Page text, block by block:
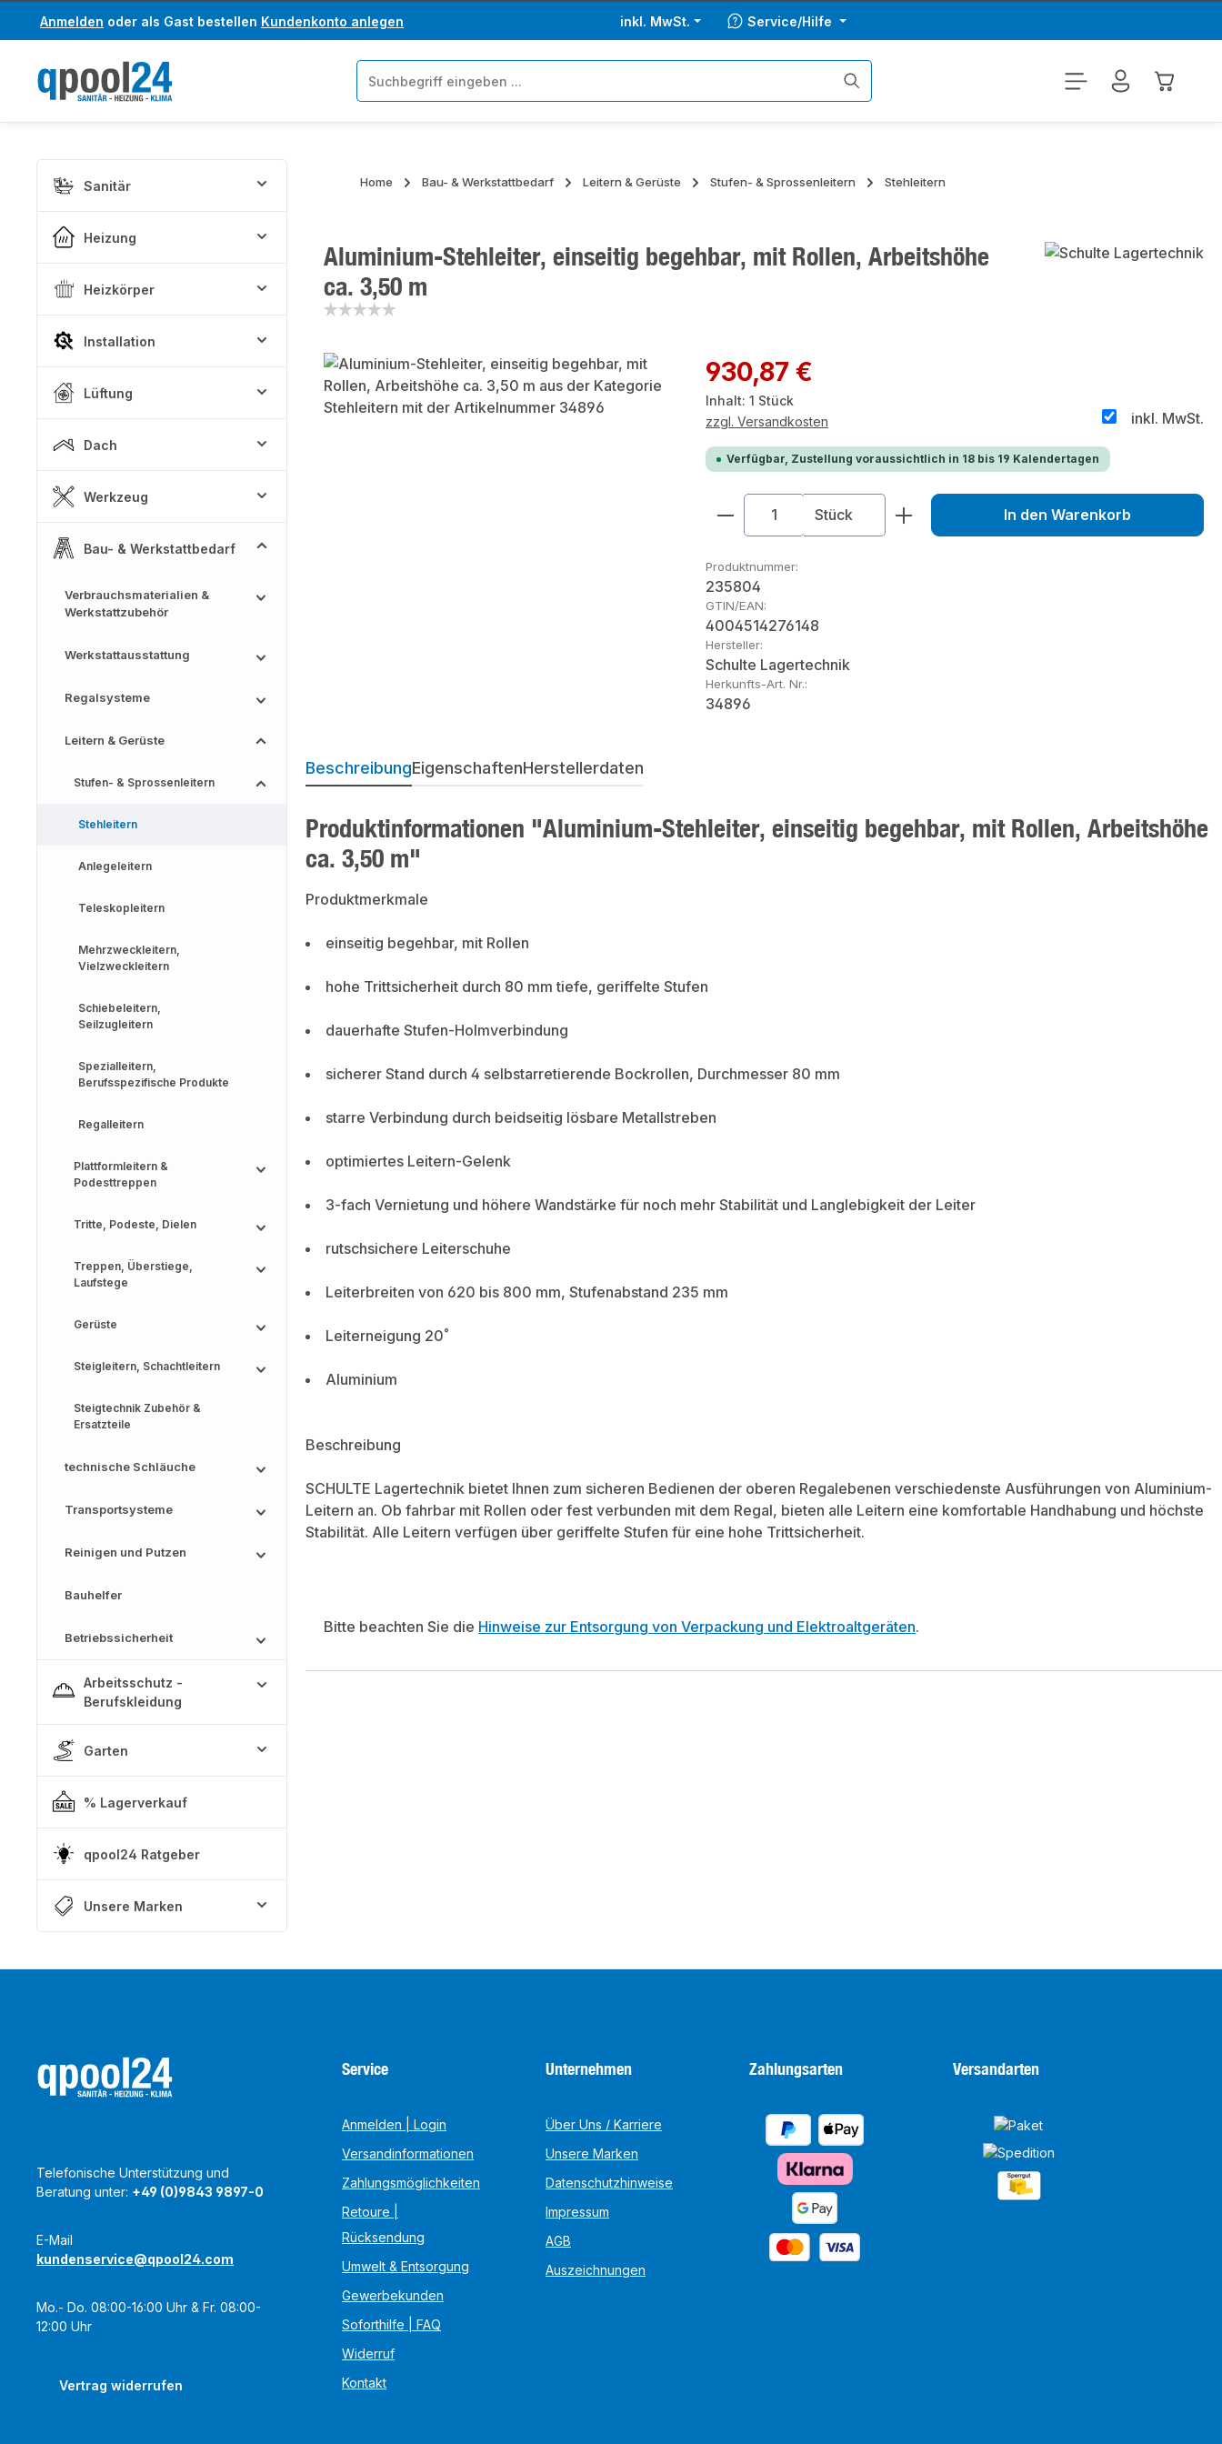
Hauptinhalt springen
Zur Suche springen
Anmelden oder als Gast bestellen Kundenkonto anlegen inkl. MwSt. Service/Hilfe
Sanitär
Heizung
Heizkörper
Installation
Lüftung
Dach
Werkzeug
Bau- & Werkstattbedarf
Verbrauchsmaterialien &
Werkstattzubehör
Werkstattausstattung
Regalsysteme
Leitern & Gerüste
Stufen- & Sprossenleitern
Stehleitern
Anlegeleitern
Teleskopleitern
Mehrzweckleitern,
Vielzweckleitern
Schiebeleitern,
Seilzugleitern
Spezialleitern,
Berufsspezifische Produkte
Regalleitern
Plattformleitern &
Podesttreppen
Tritte, Podeste, Dielen
Treppen, Überstiege,
Laufstege
Gerüste
Steigleitern, Schachtleitern
Steigtechnik Zubehör &
Ersatzteile
technische Schläuche
Transportsysteme
Reinigen und Putzen
Bauhelfer
Betriebssicherheit
Arbeitsschutz -
Berufskleidung
Garten
% Lagerverkauf
qpool24 Ratgeber
Unsere Marken
Home Bau- & Werkstattbedarf Leitern & Gerüste Stufen- & Sprossenleitern Stehleitern
Aluminium-Stehleiter, einseitig begehbar, mit Rollen, Arbeitshöhe
ca. 3,50 m
Bildergalerie überspringen Regulärer Preis:
930,87 €
Inhalt: 1 Stück
inkl. MwSt.
zzgl. Versandkosten
Verfügbar, Zustellung voraussichtlich in 18 bis 19 Kalendertagen
Produkt Anzahl: Gib den gewünschten Wert
Stück In den Warenkorb
Produktnummer:
235804
GTIN/EAN:
4004514276148
Hersteller:
Schulte Lagertechnik
Herkunfts-Art. Nr.:
34896
BeschreibungEigenschaftenHerstellerdaten
Produktinformationen "Aluminium-Stehleiter, einseitig begehbar, mit Rollen, Arbeitshöhe
ca. 3,50 m"
Produktmerkmale
einseitig begehbar, mit Rollen
hohe Trittsicherheit durch 80 mm tiefe, geriffelte Stufen
dauerhafte Stufen-Holmverbindung
sicherer Stand durch 4 selbstarretierende Bockrollen, Durchmesser 80 mm
starre Verbindung durch beidseitig lösbare Metallstreben
optimiertes Leitern-Gelenk
3-fach Vernietung und höhere Wandstärke für noch mehr Stabilität und Langlebigkeit der Leiter
rutschsichere Leiterschuhe
Leiterbreiten von 620 bis 800 mm, Stufenabstand 235 mm
Leiterneigung 20˚
Aluminium
Beschreibung
SCHULTE Lagertechnik bietet Ihnen zum sicheren Bedienen der oberen Regalebenen verschiedenste Ausführungen von Aluminium-
Leitern an. Ob fahrbar mit Rollen oder fest verbunden mit dem Regal, bieten alle Leitern eine komfortable Handhabung und höchste
Stabilität. Alle Leitern verfügen über geriffelte Stufen für eine hohe Trittsicherheit.
Bitte beachten Sie die Hinweise zur Entsorgung von Verpackung und Elektroaltgeräten.
Telefonische Unterstützung und
Beratung unter: +49 (0)9843 9897-0
E-Mail
kundenservice@qpool24.com
Mo.- Do. 08:00-16:00 Uhr & Fr. 08:00-
12:00 Uhr
Vertrag widerrufen
Service
Anmelden | Login
Versandinformationen
Zahlungsmöglichkeiten
Retoure |
Rücksendung
Umwelt & Entsorgung
Gewerbekunden
Soforthilfe | FAQ
Widerruf
Kontakt
Unternehmen
Über Uns / Karriere
Unsere Marken
Datenschutzhinweise
Impressum
AGB
Auszeichnungen
Zahlungsarten Versandarten